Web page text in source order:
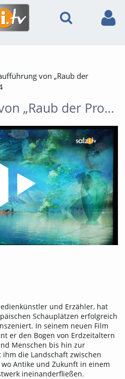
von „Raub der
Erstaufführung von „Raub der Proserpina" in Remise 1894
und Erzähler, hat
Schauplätzen erfolgreich
In seinem neuen Film
er den Bogen von Erdzeitaltern
Menschen bis hin zur
die Landschaft zwischen
Antike und Zukunft in einem
ineinanderfließen.